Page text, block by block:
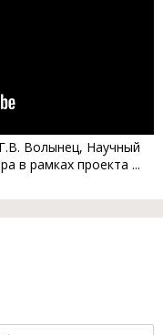
Волынец, Научный
в рамках проекта ...